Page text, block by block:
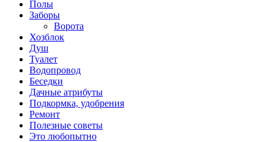
Полы
Заборы
Ворота
Хозблок
Душ
Туалет
Водопровод
Беседки
Дачные атрибуты
Подкормка, удобрения
Ремонт
Полезные советы
Это любопытно